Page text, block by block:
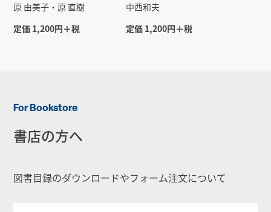
原 由美子・原 直樹
定価 1,200円＋税
中西和夫
定価 1,200円＋税
For Bookstore
書店の方へ
図書目録のダウンロードやフォーム注文について